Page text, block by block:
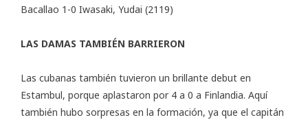
Bacallao 1-0 Iwasaki, Yudai (2119)
LAS DAMAS TAMBIÉN BARRIERON
Las cubanas también tuvieron un brillante debut en
Estambul, porque aplastaron por 4 a 0 a Finlandia. Aquí
también hubo sorpresas en la formación, ya que el capitán